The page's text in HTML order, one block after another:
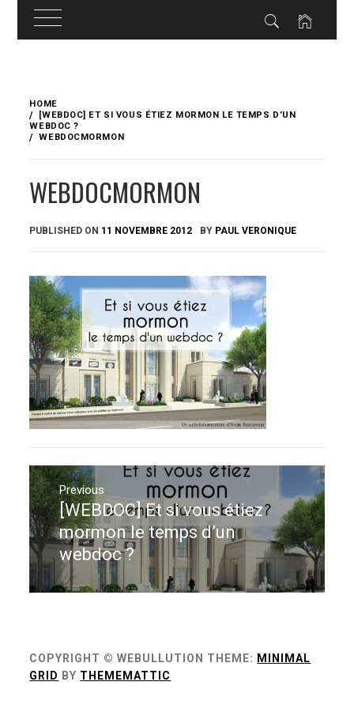
content
HOME
[WEBDOC] ET SI VOUS ÉTIEZ MORMON LE TEMPS D’UN
WEBDOC ?
WEBDOCMORMON
WEBDOCMORMON
PUBLISHED ON 11 NOVEMBRE 2012 BY PAUL VERONIQUE
Navigation
de
l’article
Previous
Previous
post:
[WEBDOC] Et si vous étiez
mormon le temps d’un
webdoc ?
COPYRIGHT © WEBULLUTION THEME: MINIMAL
GRID BY THEMEMATTIC